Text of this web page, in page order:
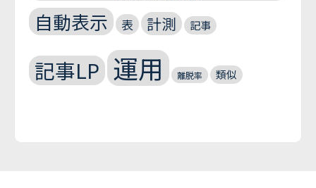
自動表示 表 計測 記事
記事LP 運用 離脱率 類似